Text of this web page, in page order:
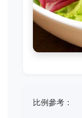
比例參考：